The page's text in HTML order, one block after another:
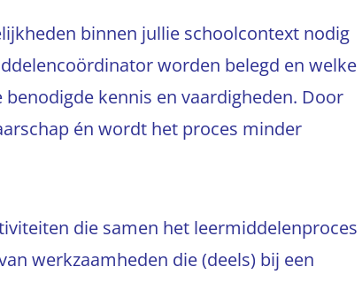
binnen jullie schoolcontext nodig
worden belegd en welke
kennis en vaardigheden. Door
én wordt het proces minder
die samen het leermiddelenproces
werkzaamheden die (deels) bij een